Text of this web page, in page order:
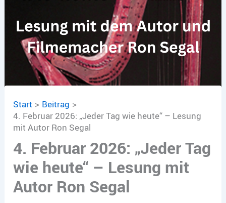
Start
Beitrag
4. Februar 2026: „Jeder Tag wie heute“ – Lesung
mit Autor Ron Segal
4. Februar 2026: „Jeder Tag
wie heute“ – Lesung mit
Autor Ron Segal